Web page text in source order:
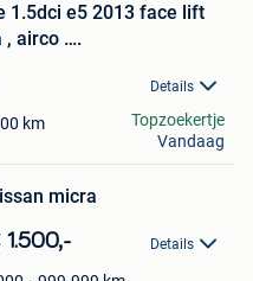
1.5dci e5 2013 face lift
, airco ….
Details
km
Topzoekertje
Vandaag
micra
Details